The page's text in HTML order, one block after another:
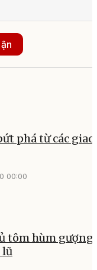
phá từ các
00:00
tôm hùm gượng
lũ